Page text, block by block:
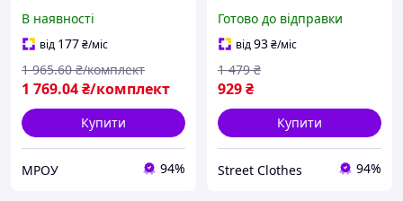
капюшоном+шорти) Mrou
В наявності
від 177₴/міс
1 769.04₴/комплект
1 965.60 ₴/комплект
Купити
МРОУ 94%
Muslin білий
Готово до відправки
від93₴/міс
929₴
1 479 ₴
Купити
Street Clothes 94%